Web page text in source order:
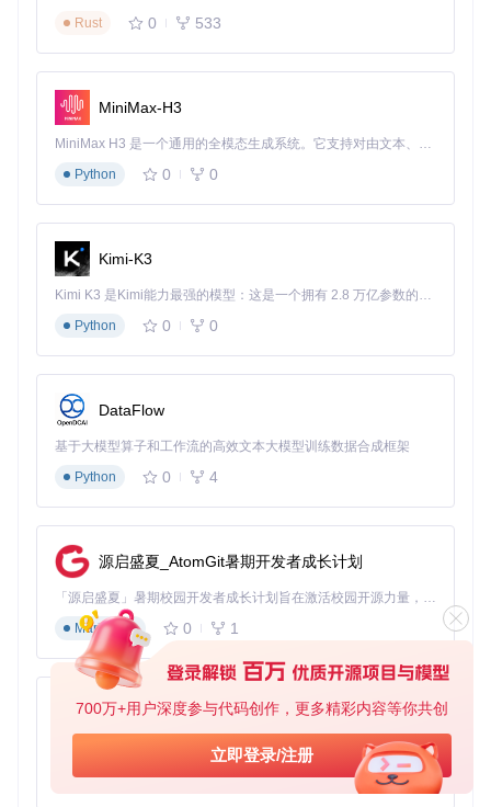
700万+用户深度参与代码创作，更多精彩内容等你共创
立即登录/注册
求。
置"，点击"旋转"选项后选择目标方向
快捷手势操作
0度增量旋转
键盘快捷键
：在支持物理键盘的设备上，可通过"Ctrl+方向
重力感应自动调整方向
旋转模式详解
锁定模式
跟随内容模式：根据文档自身方向自动调整屏幕显示
强制旋转模式：忽略文档原始方向，强制按设定方向显示
图2：KOReader触摸区域功能示意图，展示了与旋转相关的
控制区域
进阶技巧：旋转功能的高级应用
深入理解屏幕旋转功能的高级应用技巧，能够帮助用户在不同
阅读场景下获得最佳体验。这些技巧建立在对旋转系统工作原
理的深刻理解之上。
阅读场景优化是旋转功能的重要应用领域。对于PDF格式的技
术文档，建议使用横向旋转模式以获得更宽的页面显示；对于
竖排排版的东亚语言文档，则应选择垂直旋转模式。在fronten
d/apps/reader/modules/readerview.lua
文档类型自动推荐最佳旋转模式，但用户也可通过设置覆盖默
认推荐。
多任务协同场景下的旋转控制需要特殊技巧。当同时打开多个
文档时，可通过"窗口旋转独立"选项使不同文档保持各自的最
佳阅读方向。这一功能通过为每个文档实例维护独立的旋转状
态实现，在多窗口管理模块中进行协调。
方面，频繁的旋转操作可能导致设备功耗增加。建议
Rust
0 533
MiniMax-H3
MiniMax H3 是一个通用的全模态生成系统。它支持对由文本、图像、视频和音频组成的多模态上下文进行统一理解，并能生成分辨率高达 2K、时长可达 15 秒的带原生立体声音频的视频。得益于面向任务泛化的系统设计，H3 在预训练阶段就已具备广泛的多模态上下文理解与生成能力，能够出色地执行复杂的多模态指令。
Python
0 0
Kimi-K3
Kimi K3 是Kimi能力最强的模型：这是一个拥有 2.8 万亿参数的混合专家（MoE）模型，具备原生视觉理解能力，并支持 100 万 token 的上下文窗口。
Python
0 0
DataFlow
基于大模型算子和工作流的高效文本大模型训练数据合成框架
Python
0 4
源启盛夏_AtomGit暑期开发者成长计划
「源启盛夏」暑期校园开发者成长计划旨在激活校园开源力量，通过积分激励、认证扶持、资源倾斜等形式，引导高校组织和开发者完成「入驻 — 建项目 — 做贡献 — 获认证 — 得资源」的完整闭环。无论你是想带领社团入驻平台的组织者，还是希望用代码贡献证明自己的开发者，都能在这里找到属于你的成长路径。
Markdown
0 1
py-xiaozhi
基于Python的Xiaozhi AI，适用于想要完整Xiaozhi体验而无需拥有专用硬件的用户。
Python
0 1